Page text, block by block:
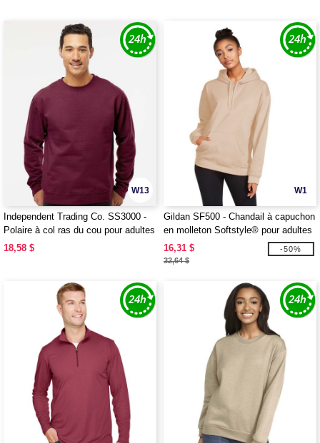
W13
Independent Trading Co. SS3000 -
Polaire à col ras du cou pour adultes
18,58 $
W1
Gildan SF500 - Chandail à capuchon
en molleton Softstyle® pour adultes
16,31 $
32,64 $
-50%